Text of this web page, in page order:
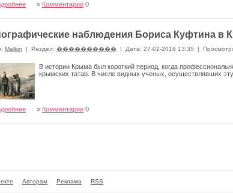
» Комментарии 0
наблюдения Бориса Куфтина в
Malkin | Раздел: ���������� | Дата: 27-02-2016 13:35 |
В истории Крыма был короткий период, когда
крымских татар. В числе видных ученых, осуществлявших
» Комментарии 0
Авторам Реклама RSS